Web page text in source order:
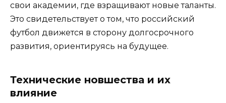
свои академии, где взращивают новые таланты.
Это свидетельствует о том, что российский
футбол движется в сторону долгосрочного
развития, ориентируясь на будущее.
Технические новшества и их
влияние